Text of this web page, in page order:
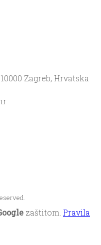
Zagreb, Hrvatska
zaštitom. Pravila